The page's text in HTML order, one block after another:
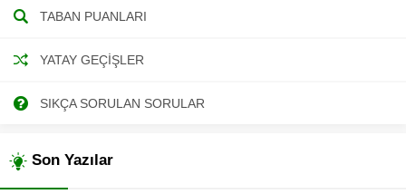
TABAN PUANLARI
YATAY GEÇIŞLER
SIKÇA SORULAN SORULAR
Son Yazılar